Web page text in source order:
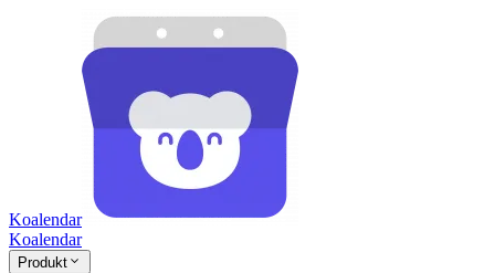
Koalendar
Koalendar
Produkt